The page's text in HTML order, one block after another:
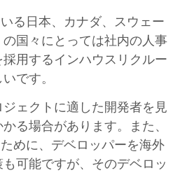
る日本、カナダ、スウェー
国々にとっては社内の人事
用するインハウスリクルー
です。
ェクトに適した開発者を見
る場合があります。また、
めに、デベロッパーを海外
可能ですが、そのデベロッ